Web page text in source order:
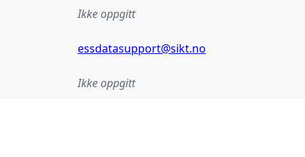
Ikke oppgitt
essdatasupport@sikt.no
Ikke oppgitt